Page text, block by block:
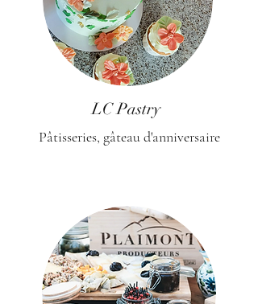
LC Pastry
Pâtisseries, gâteau d'anniversaire